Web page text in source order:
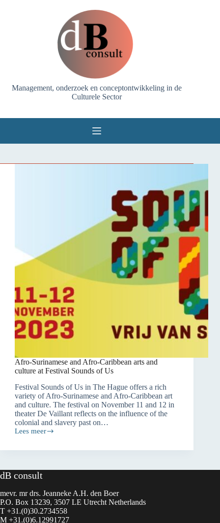
Management, onderzoek en conceptontwikkeling in de
Culturele Sector
Afro-Surinamese and Afro-Caribbean arts and
culture at Festival Sounds of Us
Festival Sounds of Us in The Hague offers a rich
variety of Afro-Surinamese and Afro-Caribbean art
and culture. The festival on November 11 and 12 in
theater De Vaillant reflects on the influence of the
colonial and slavery past on…
Lees meer
Afro-
and
arts
culture
at
Festival
Sounds
dB consult
mevr. mr drs. Jeanneke A.H. den Boer
P.O. Box 13239, 3507 LE Utrecht Netherlands
T +31.(0)30.2734558
M +31.(0)6.12991727